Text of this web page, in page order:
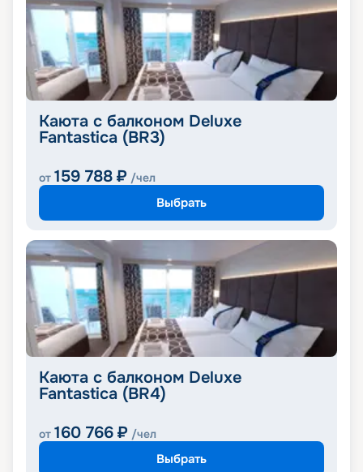
Каюта с балконом Deluxe
Fantastica (BR3)
от 159 788 ₽ /чел
Выбрать
Каюта с балконом Deluxe
Fantastica (BR4)
от 160 766 ₽ /чел
Выбрать